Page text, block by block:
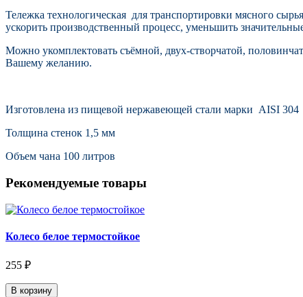
Тележка технологическая для транспортировки мясного
ускорить производственный процесс, уменьшить
Можно укомплектовать съёмной, двух-створчатой,
Вашему желанию.
Изготовлена из пищевой нержавеющей стали марки AISI 304
Толщина стенок 1,5 мм
Объем чана 100 литров
Рекомендуемые товары
Колесо белое термостойкое
255 ₽
В корзину